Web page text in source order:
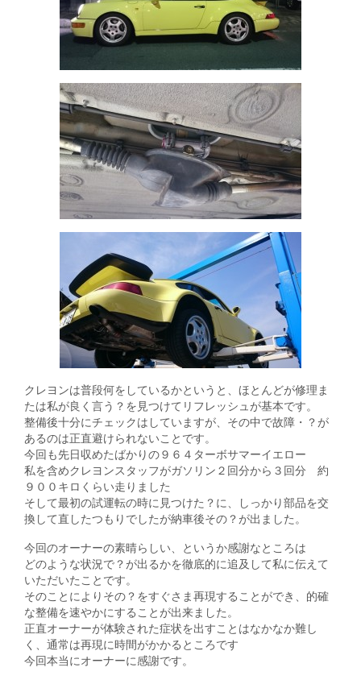
クレヨンは普段何をしているかというと、ほとんどが修理ま
たは私が良く言う？を見つけてリフレッシュが基本です。
整備後十分にチェックはしていますが、その中で故障・？が
あるのは正直避けられないことです。
今回も先日収めたばかりの９６４ターボサマーイエロー
私を含めクレヨンスタッフがガソリン２回分から３回分 約
９００キロくらい走りました
そして最初の試運転の時に見つけた？に、しっかり部品を交
換して直したつもりでしたが納車後その？が出ました。
今回のオーナーの素晴らしい、というか感謝なところは
どのような状況で？が出るかを徹底的に追及して私に伝えて
いただいたことです。
そのことによりその？をすぐさま再現することができ、的確
な整備を速やかにすることが出来ました。
正直オーナーが体験された症状を出すことはなかなか難し
く、通常は再現に時間がかかるところです
今回本当にオーナーに感謝です。